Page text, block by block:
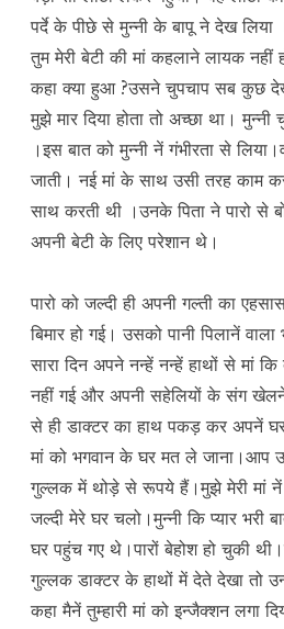
पर्दे के पीछे से मुन्नी के बापू ने देख लिया
तुम मेरी बेटी की मां कहलाने लायक
कहा क्या हुआ ?उसने चुपचाप सब कुछ
मुझे मार दिया होता तो अच्छा था।
।इस बात को मुन्नी नें गंभीरता से
जाती। नई मां के साथ उसी तरह काम
साथ करती थी ।उनके पिता ने पारो से
अपनी बेटी के लिए परेशान थे।
पारो को जल्दी ही अपनी गल्ती का
बिमार हो गई। उसको पानी पिलानें
सारा दिन अपने नन्हें नन्हें हाथों से मां
नहीं गई और अपनी सहेलियों के संग
से ही डाक्टर का हाथ पकड़ कर अपनें
मां को भगवान के घर मत ले जाना।आप
गुल्लक में थोड़े से रूपये हैं।मुझे मेरी मां
जल्दी मेरे घर चलो।मुन्नी कि प्यार
घर पहुंच गए थे।पारों बेहोश हो चुकी
गुल्लक डाक्टर के हाथों में देते देखा तो
कहा मैनें तुम्हारी मां को इन्जैक्शन लगा